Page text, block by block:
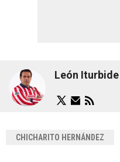
León Iturbide
CHICHARITO HERNÁNDEZ